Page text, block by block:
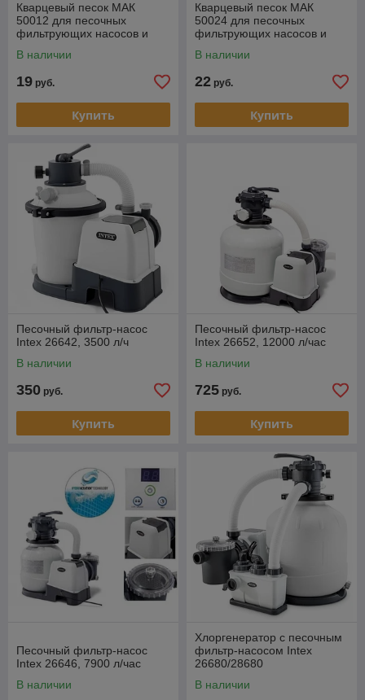
Кварцевый песок МАК
50012 для песочных
фильтрующих насосов и
В наличии
19 руб.
Купить
Кварцевый песок МАК
50024 для песочных
фильтрующих насосов и
В наличии
22 руб.
Купить
Песочный фильтр-насос
Intex 26642, 3500 л/ч
В наличии
350 руб.
Купить
Песочный фильтр-насос
Intex 26652, 12000 л/час
В наличии
725 руб.
Купить
Песочный фильтр-насос
Intex 26646, 7900 л/час
В наличии
Хлоргенератор с песочным
фильтр-насосом Intex
26680/28680
В наличии